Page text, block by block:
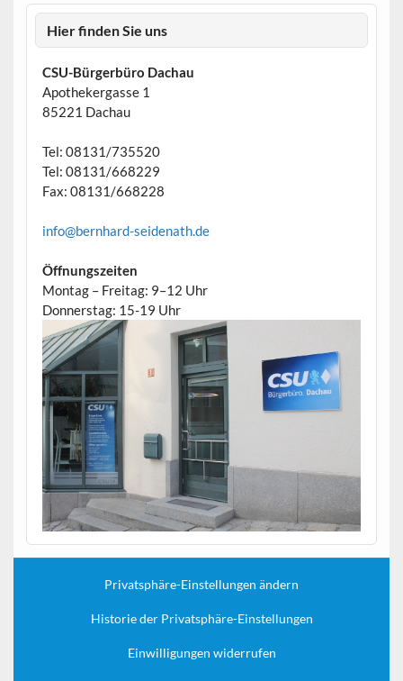
Hier finden Sie uns
CSU-Bürgerbüro Dachau
Apothekergasse 1
85221 Dachau
Tel: 08131/735520
Tel: 08131/668229
Fax: 08131/668228
info@bernhard-seidenath.de
Öffnungszeiten
Montag – Freitag: 9–12 Uhr
Donnerstag: 15-19 Uhr
Privatsphäre-Einstellungen ändern
Historie der Privatsphäre-Einstellungen
Einwilligungen widerrufen